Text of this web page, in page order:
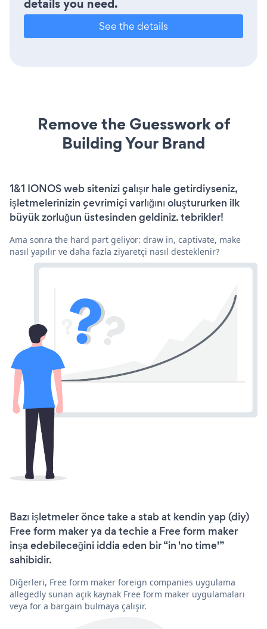
details you need.
See the details
Remove the Guesswork of
Building Your Brand
1&1 IONOS web sitenizi çalışır hale getirdiyseniz,
işletmelerinizin çevrimiçi varlığını oluştururken ilk
büyük zorluğun üstesinden geldiniz. tebrikler!
Ama sonra the hard part geliyor: draw in, captivate, make
nasıl yapılır ve daha fazla ziyaretçi nasıl desteklenir?
Bazı işletmeler önce take a stab at kendin yap (diy)
Free form maker ya da techie a Free form maker
inşa edebileceğini iddia eden bir “in 'no time'”
sahibidir.
Diğerleri, Free form maker foreign companies uygulama
allegedly sunan açık kaynak Free form maker uygulamaları
veya for a bargain bulmaya çalışır.